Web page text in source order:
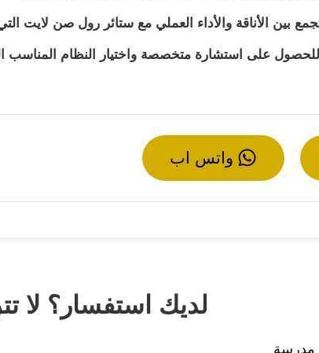
بين الأناقة والأداء العملي مع ستائر رول صن لايت
على استشارة متخصصة واختيار النظام المناسب
واتس اب
مدرسة
لديك استفسار؟ لا